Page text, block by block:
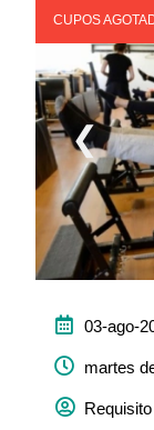
CUPOS
❮
03-ago-
martes